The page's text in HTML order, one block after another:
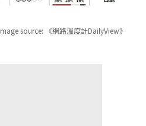
source: 《網路溫度計DailyView》